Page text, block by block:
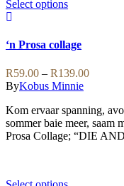
Select optionsThis
multiple
variants.
The
options
may
be
chosen
on
the
‘n Prosa collage
R59.00 – R139.00Price
through
ByKobus Minnie
Kom ervaar spanning,
sommer baie meer, saam
Prosa Collage; “DIE
This